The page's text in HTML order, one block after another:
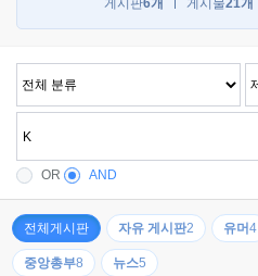
게시판6개 게시물21개
OR AND
전체게시판 자유 게시판2 유머4
중앙총부8 뉴스5